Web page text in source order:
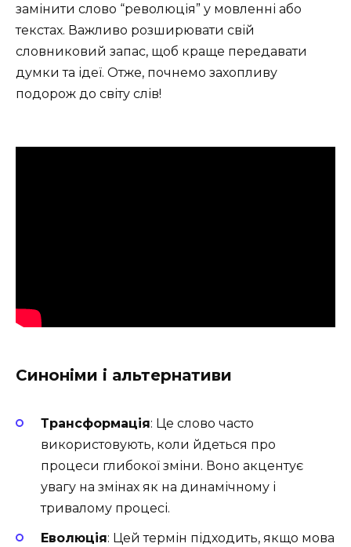
замінити слово “революція” у мовленні або
текстах. Важливо розширювати свій
словниковий запас, щоб краще передавати
думки та ідеї. Отже, почнемо захопливу
подорож до світу слів!
Синоніми і альтернативи
Трансформація: Це слово часто
використовують, коли йдеться про
процеси глибокої зміни. Воно акцентує
увагу на змінах як на динамічному і
тривалому процесі.
Еволюція: Цей термін підходить, якщо мова